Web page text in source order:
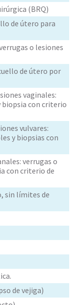
(BRQ)
de útero para
o lesiones
de útero por
vaginales:
biopsia con criterio
vulvares:
y biopsias con
verrugas o
con criterio de
sin límites de
de vejiga)